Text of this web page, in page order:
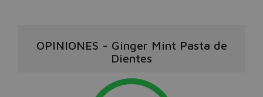
OPINIONES - Ginger Mint Pasta de
Dientes